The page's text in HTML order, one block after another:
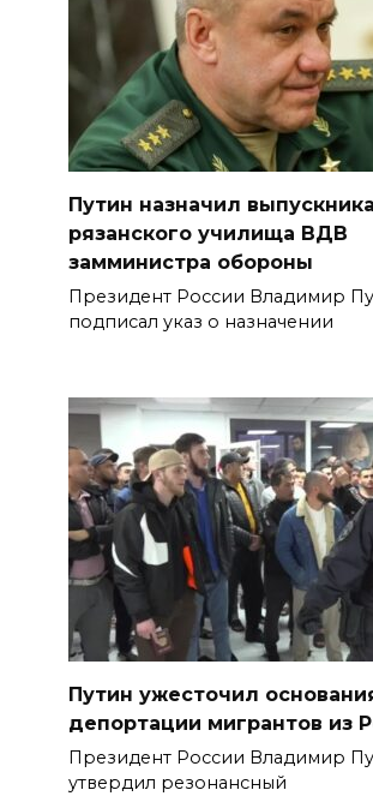
Путин назначил выпускника
рязанского училища ВДВ
замминистра обороны
Президент России Владимир
подписал указ о назначении
Путин ужесточил
депортации мигрантов из
Президент России Владимир
утвердил резонансный